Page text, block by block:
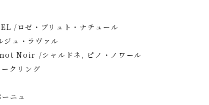
/ロゼ・ブリュト・ナチュール
ュ・ラヴァル
Noir /シャルドネ, ピノ・ノワール
クリング
ニュ